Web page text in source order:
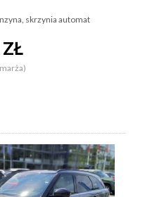
skrzynia automat
ZŁ